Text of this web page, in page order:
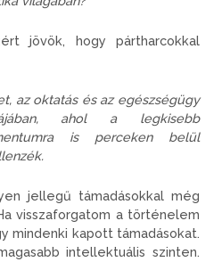
jövök, hogy pártharcokkal
az oktatás és az egészségügy
ahol a legkisebb
is perceken belül
jellegű támadásokkal még
visszaforgatom a történelem
mindenki kapott támadásokat.
intellektuális szinten.